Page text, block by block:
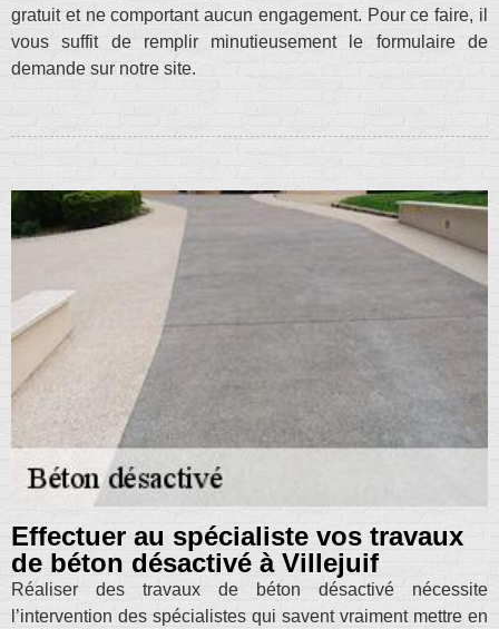
gratuit et ne comportant aucun engagement. Pour ce faire, il
vous suffit de remplir minutieusement le formulaire de
demande sur notre site.
Effectuer au spécialiste vos travaux
de béton désactivé à Villejuif
Réaliser des travaux de béton désactivé nécessite
l’intervention des spécialistes qui savent vraiment mettre en